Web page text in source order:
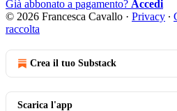
Già abbonato a pagamento? Accedi
© 2026 Francesca Cavallo · Privacy ∙
raccolta
Crea il tuo Substack
Scarica l'app